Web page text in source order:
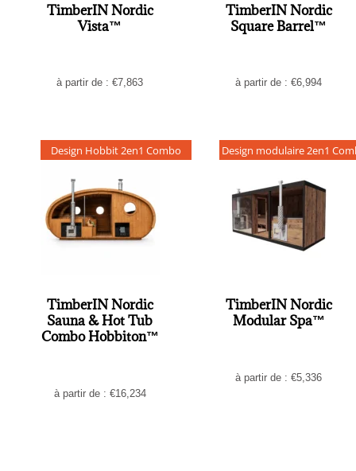
TimberIN Nordic
Vista™
à partir de : €7,863
TimberIN Nordic
Square Barrel™
à partir de : €6,994
Design Hobbit 2en1 Combo
TimberIN Nordic
Sauna & Hot Tub
Combo Hobbiton™
à partir de : €16,234
Design modulaire 2en1
TimberIN Nordic
Modular Spa™
à partir de : €5,336